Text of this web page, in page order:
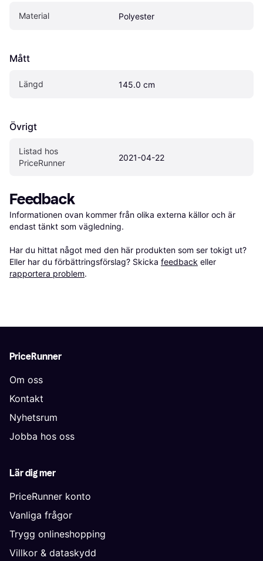
Material Polyester
Mått
Längd 145.0 cm
Övrigt
Listad hos
PriceRunner
2021-04-22
Feedback
Informationen ovan kommer från olika externa källor och är
endast tänkt som vägledning.
Har du hittat något med den här produkten som ser tokigt ut?
Eller har du förbättringsförslag? Skicka feedback eller
rapportera problem.
PriceRunner
Om oss
Kontakt
Nyhetsrum
Jobba hos oss
Lär dig mer
PriceRunner konto
Vanliga frågor
Trygg onlineshopping
Villkor & dataskydd